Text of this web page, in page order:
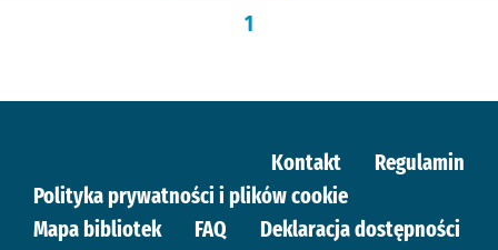
1
Kontakt
Regulamin
Polityka prywatności i plików cookie
Mapa bibliotek
FAQ Deklaracja dostępności